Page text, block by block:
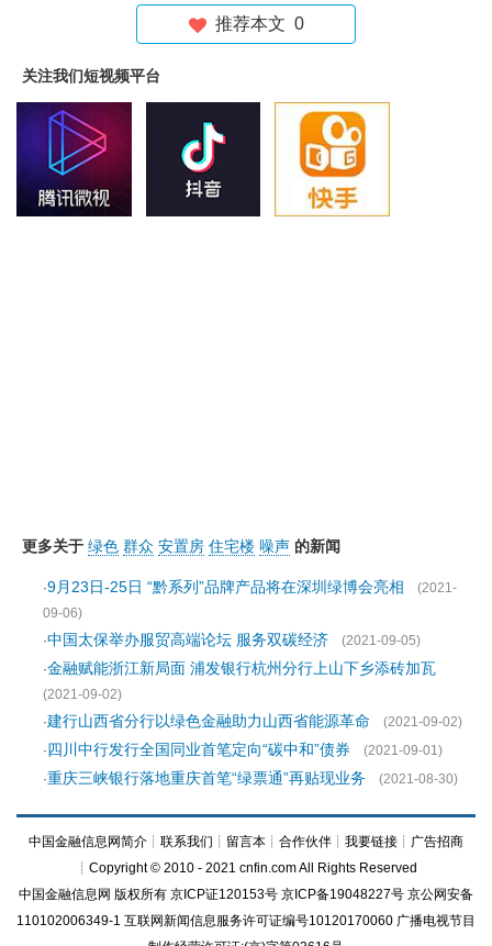
推荐本文 0
关注我们短视频平台
更多关于 绿色 群众 安置房 住宅楼 噪声 的新闻
·9月23日-25日 “黔系列”品牌产品将在深圳绿博会亮相
(2021-
09-06)
·中国太保举办服贸高端论坛 服务双碳经济
(2021-09-05)
·金融赋能浙江新局面 浦发银行杭州分行上山下乡添砖加瓦
(2021-09-02)
·建行山西省分行以绿色金融助力山西省能源革命
(2021-09-02)
·四川中行发行全国同业首笔定向“碳中和”债券
(2021-09-01)
·重庆三峡银行落地重庆首笔“绿票通”再贴现业务 (2021-08-30)
中国金融信息网简介 ┊ 联系我们 ┊ 留言本 ┊ 合作伙伴 ┊ 我要链接 ┊ 广告招商
┊Copyright © 2010 - 2021 cnfin.com All Rights Reserved
中国金融信息网 版权所有 京ICP证120153号 京ICP备19048227号 京公网安备
110102006349-1 互联网新闻信息服务许可证编号10120170060 广播电视节目